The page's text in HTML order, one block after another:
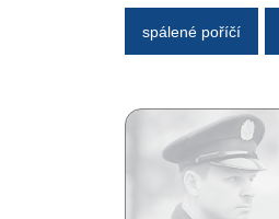
spálené poříčí